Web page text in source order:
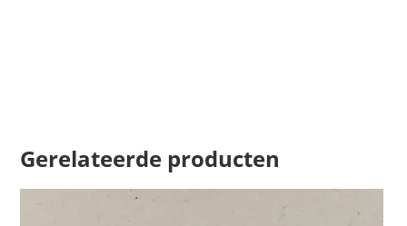
Gerelateerde producten